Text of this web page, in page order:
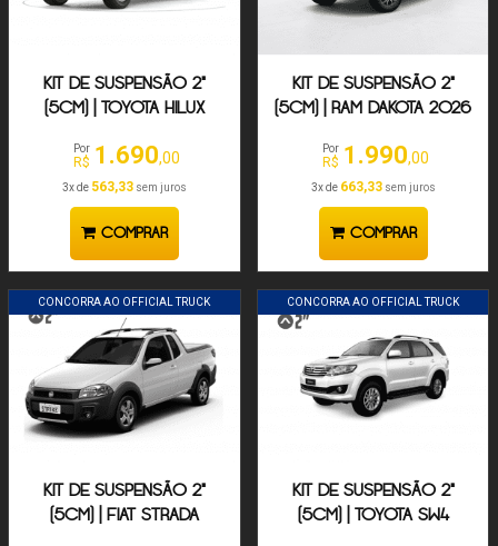
KIT DE SUSPENSÃO 2"
(5CM) | TOYOTA HILUX
Por
R$ 1.690,00
3x de 563,33sem juros
COMPRAR
KIT DE SUSPENSÃO 2"
(5CM) | RAM DAKOTA 2026
Por
R$ 1.990,00
3x de 663,33sem juros
COMPRAR
CONCORRA AO OFFICIAL TRUCK
KIT DE SUSPENSÃO 2"
(5CM) | FIAT STRADA
CONCORRA AO OFFICIAL TRUCK
KIT DE SUSPENSÃO 2"
(5CM) | TOYOTA SW4